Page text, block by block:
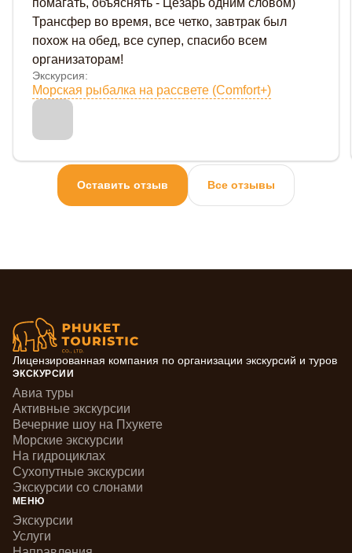
помагать, объяснять - Цезарь одним словом)
Трансфер во время, все четко, завтрак был
похож на обед, все супер, спасибо всем
организаторам!
Экскурсия:
Морская рыбалка на рассвете (Comfort+)
Оставить отзыв Все отзывы
Лицензированная компания по организации экскурсий и туров
ЭКСКУРСИИ
Авиа туры
Активные экскурсии
Вечерние шоу на Пхукете
Морские экскурсии
На гидроциклах
Сухопутные экскурсии
Экскурсии со слонами
МЕНЮ
Экскурсии
Услуги